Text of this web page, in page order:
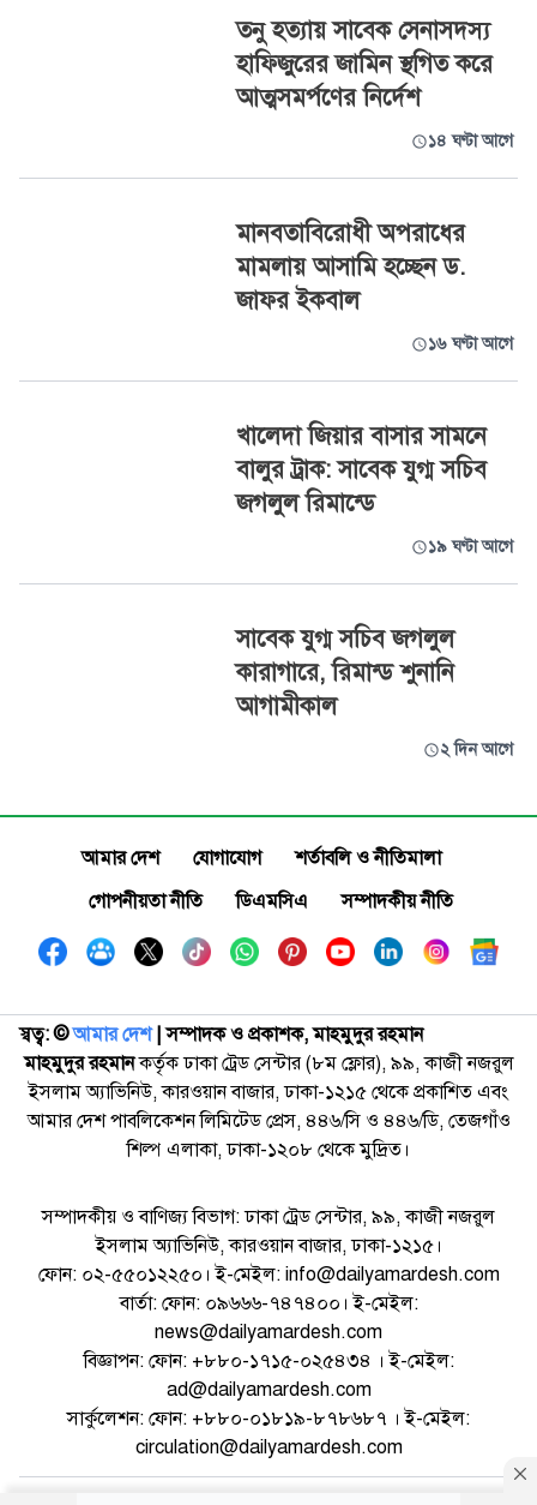
তনু হত্যায় সাবেক সেনাসদস্য
হাফিজুরের জামিন স্থগিত করে
আত্মসমর্পণের নির্দেশ
১৪ ঘণ্টা আগে
মানবতাবিরোধী অপরাধের
মামলায় আসামি হচ্ছেন ড.
জাফর ইকবাল
১৬ ঘণ্টা আগে
খালেদা জিয়ার বাসার সামনে
বালুর ট্রাক: সাবেক যুগ্ম সচিব
জগলুল রিমান্ডে
১৯ ঘণ্টা আগে
সাবেক যুগ্ম সচিব জগলুল
কারাগারে, রিমান্ড শুনানি
আগামীকাল
২ দিন আগে
আমার দেশ যোগাযোগ
শর্তাবলি ও নীতিমালা
গোপনীয়তা নীতি
ডিএমসিএ সম্পাদকীয় নীতি
স্বত্ব: ©️আমার দেশ| সম্পাদক ও প্রকাশক, মাহমুদুর রহমান
মাহমুদুর রহমানকর্তৃক ঢাকা ট্রেড সেন্টার (৮ম ফ্লোর), ৯৯, কাজী নজরুল
ইসলাম অ্যাভিনিউ, কারওয়ান বাজার, ঢাকা-১২১৫ থেকে প্রকাশিত এবং
আমার দেশ পাবলিকেশন লিমিটেড প্রেস, ৪৪৬/সি ও ৪৪৬/ডি, তেজগাঁও
শিল্প এলাকা, ঢাকা-১২০৮ থেকে মুদ্রিত।
সম্পাদকীয় ও বাণিজ্য বিভাগ: ঢাকা ট্রেড সেন্টার, ৯৯, কাজী নজরুল
ইসলাম অ্যাভিনিউ, কারওয়ান বাজার, ঢাকা-১২১৫।
ফোন: ০২-৫৫০১২২৫০। ই-মেইল: info@dailyamardesh.com
বার্তা: ফোন: ০৯৬৬৬-৭৪৭৪০০। ই-মেইল:
news@dailyamardesh.com
বিজ্ঞাপন: ফোন: +৮৮০-১৭১৫-০২৫৪৩৪ । ই-মেইল:
ad@dailyamardesh.com
সার্কুলেশন: ফোন: +৮৮০-০১৮১৯-৮৭৮৬৮৭ । ই-মেইল:
circulation@dailyamardesh.com